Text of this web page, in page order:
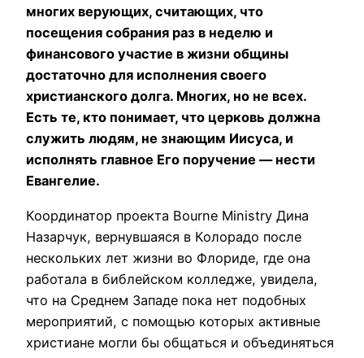
многих верующих, считающих, что
посещения собрания раз в неделю и
финансового участие в жизни общины
достаточно для исполнения своего
христианского долга. Многих, но не всех.
Есть те, кто понимает, что церковь должна
служить людям, не знающим Иисуса, и
исполнять главное Его поручение — нести
Евангелие.
Координатор проекта Bourne Ministry Дина
Назарчук, вернувшаяся в Колорадо после
нескольких лет жизни во Флориде, где она
работала в библейском колледже, увидела,
что на Среднем Западе пока нет подобных
мероприятий, с помощью которых активные
христиане могли бы общаться и объединяться